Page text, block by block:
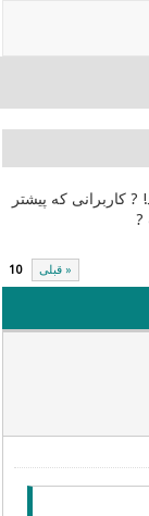
کاربرانی که پیشتر
?
« قبلی 10